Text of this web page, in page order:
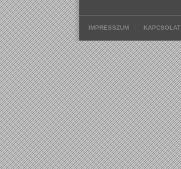
IMPRESSZUM KAPCSOLAT